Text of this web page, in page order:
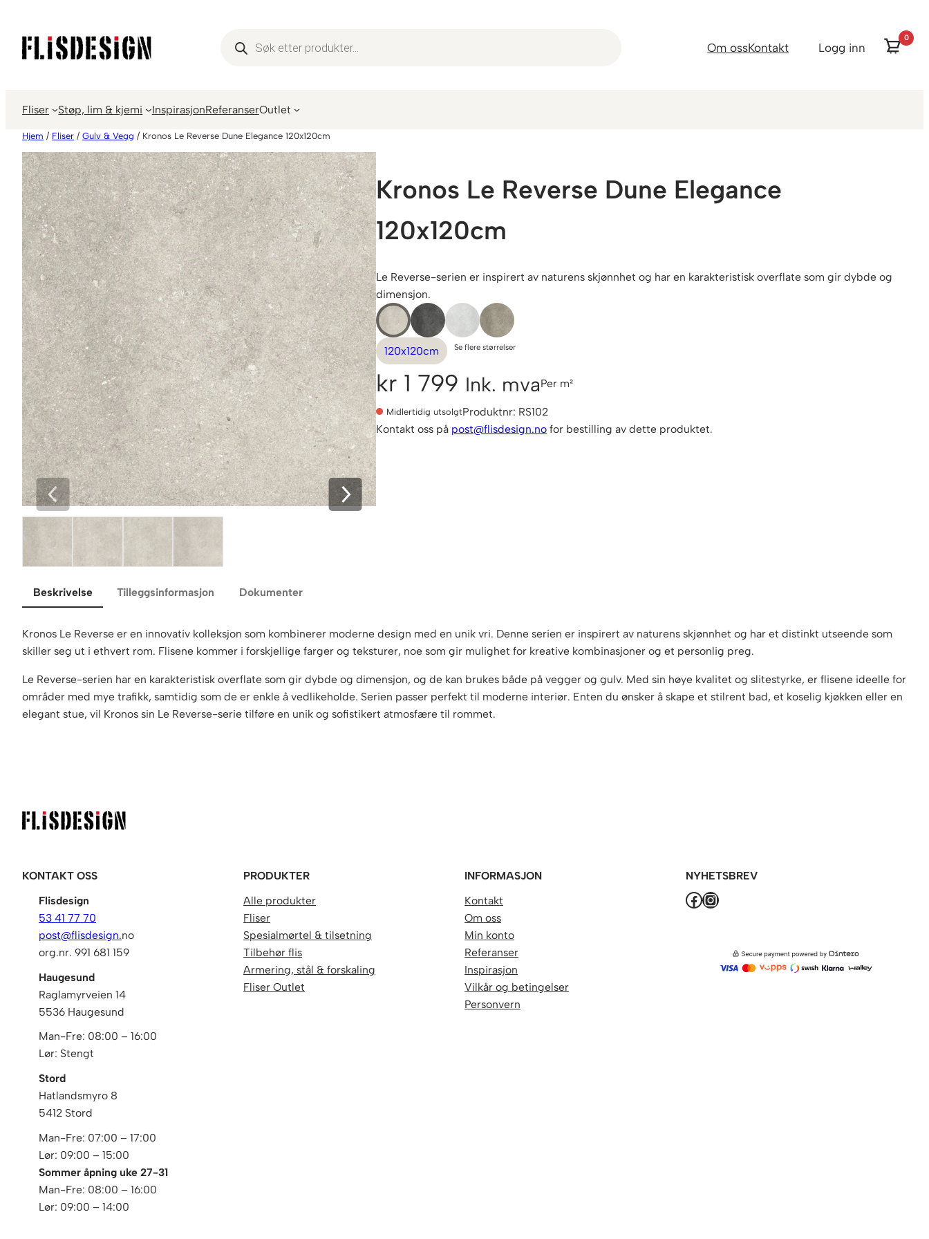
innhold
search Om ossKontakt Logg inn
0
Fliser Støp, lim & kjemi InspirasjonReferanserOutlet
Hjem / Fliser / Gulv & Vegg / Kronos Le Reverse Dune Elegance 120x120cm
Kronos Le Reverse Dune Elegance
120x120cm
Le Reverse-serien er inspirert av naturens skjønnhet og har en karakteristisk overflate som gir dybde og
dimensjon.
120x120cm Se flere størrelser
kr 1 799 Ink. mvaPer m²
Midlertidig utsolgtProduktnr: RS102
Kontakt oss på post@flisdesign.no for bestilling av dette produktet.
Beskrivelse Tilleggsinformasjon Dokumenter
Kronos Le Reverse er en innovativ kolleksjon som kombinerer moderne design med en unik vri. Denne serien er inspirert av naturens skjønnhet og har et distinkt utseende som
skiller seg ut i ethvert rom. Flisene kommer i forskjellige farger og teksturer, noe som gir mulighet for kreative kombinasjoner og et personlig preg.
Le Reverse-serien har en karakteristisk overflate som gir dybde og dimensjon, og de kan brukes både på vegger og gulv. Med sin høye kvalitet og slitestyrke, er flisene ideelle for
områder med mye trafikk, samtidig som de er enkle å vedlikeholde. Serien passer perfekt til moderne interiør. Enten du ønsker å skape et stilrent bad, et koselig kjøkken eller en
elegant stue, vil Kronos sin Le Reverse-serie tilføre en unik og sofistikert atmosfære til rommet.
KONTAKT OSS
Flisdesign
53 41 77 70
post@flisdesign.no
org.nr. 991 681 159
Haugesund
Raglamyrveien 14
5536 Haugesund
Man-Fre: 08:00 – 16:00
Lør: Stengt
Stord
Hatlandsmyro 8
5412 Stord
Man-Fre: 07:00 – 17:00
Lør: 09:00 – 15:00
Sommer åpning uke 27-31
Man-Fre: 08:00 – 16:00
Lør: 09:00 – 14:00
PRODUKTER
Alle produkter
Fliser
Spesialmørtel & tilsetning
Tilbehør flis
Armering, stål & forskaling
Fliser Outlet
INFORMASJON
Kontakt
Om oss
Min konto
Referanser
Inspirasjon
Vilkår og betingelser
Personvern
NYHETSBREV
Facebook Instagram